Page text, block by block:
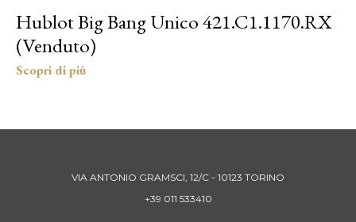
Hublot Big Bang Unico 421.C1.1170.RX
(Venduto)
VIA ANTONIO GRAMSCI, 12/C - 10123 TORINO
+39 011 533410